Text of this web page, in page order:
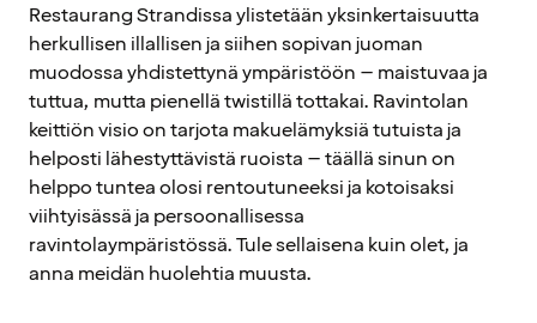
Restaurang Strandissa ylistetään yksinkertaisuutta
herkullisen illallisen ja siihen sopivan juoman
muodossa yhdistettynä ympäristöön – maistuvaa ja
tuttua, mutta pienellä twistillä tottakai. Ravintolan
keittiön visio on tarjota makuelämyksiä tutuista ja
helposti lähestyttävistä ruoista – täällä sinun on
helppo tuntea olosi rentoutuneeksi ja kotoisaksi
viihtyisässä ja persoonallisessa
ravintolaympäristössä. Tule sellaisena kuin olet, ja
anna meidän huolehtia muusta.